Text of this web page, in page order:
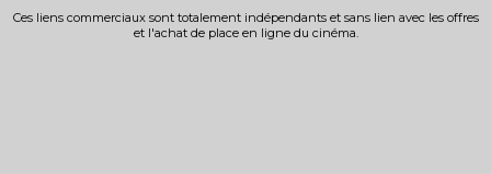
Ces liens commerciaux sont totalement indépendants et sans lien avec les offres
et l'achat de place en ligne du cinéma.